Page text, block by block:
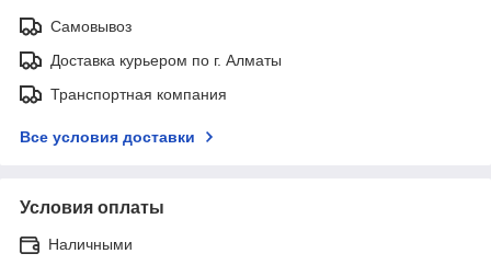
Самовывоз
Доставка курьером по г. Алматы
Транспортная компания
Все условия доставки
Условия оплаты
Наличными